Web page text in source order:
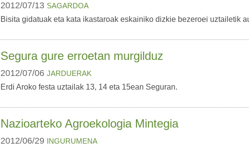
2012/07/13 SAGARDOA
Bisita gidatuak eta kata ikastaroak eskainiko dizkie bezeroei uztailetik
Segura gure erroetan murgilduz
2012/07/06 JARDUERAK
Erdi Aroko festa uztailak 13, 14 eta 15ean Seguran.
Nazioarteko Agroekologia Mintegia
2012/06/29 INGURUMENA